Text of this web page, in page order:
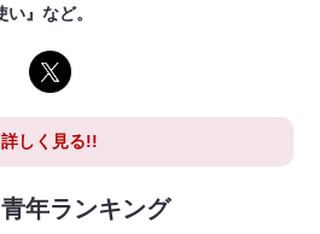
』など。
詳しく見る!!
年ランキング